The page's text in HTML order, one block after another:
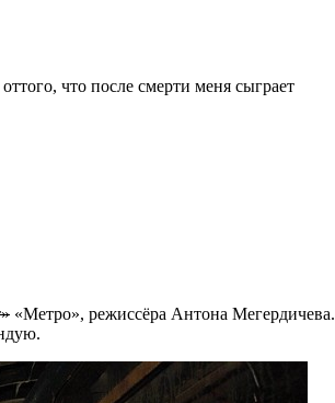
что после смерти меня сыграет
«Метро», режиссёра Антона Мегердичева.